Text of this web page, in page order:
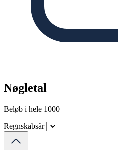
Nøgletal
Beløb i hele 1000
Regnskabsår